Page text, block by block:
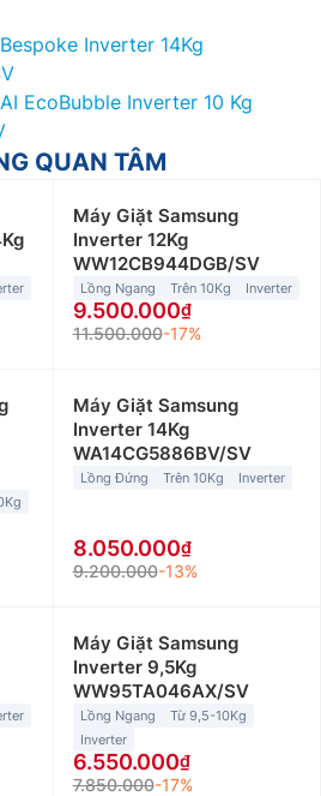
Inverter 14Kg
EcoBubble Inverter 10 Kg
QUAN TÂM
Máy Giặt Samsung
Inverter 12Kg
WW12CB944DGB/SV
Lồng Ngang Trên 10Kg Inverter
9.500.000
11.500.000-17%
Máy Giặt Samsung
Inverter 14Kg
WA14CG5886BV/SV
Lồng Đứng Trên 10Kg Inverter
8.050.000
9.200.000-13%
Máy Giặt Samsung
Inverter 9,5Kg
WW95TA046AX/SV
Lồng Ngang
Từ 9,5-10Kg
Inverter
6.550.000
7.850.000-17%